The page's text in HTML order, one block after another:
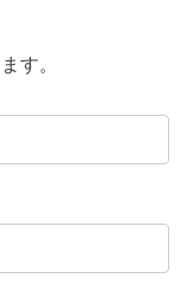
す。